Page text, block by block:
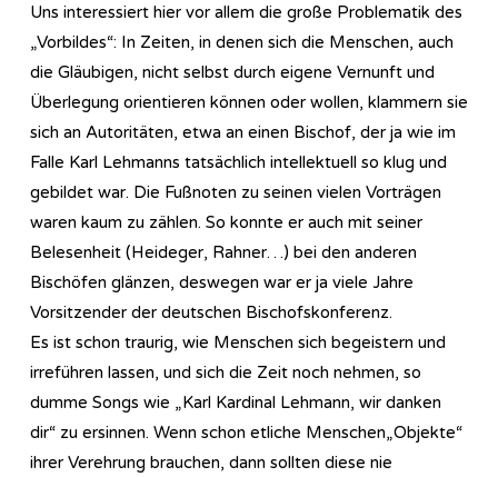
Uns interessiert hier vor allem die große Problematik des
„Vorbildes“: In Zeiten, in denen sich die Menschen, auch
die Gläubigen, nicht selbst durch eigene Vernunft und
Überlegung orientieren können oder wollen, klammern sie
sich an Autoritäten, etwa an einen Bischof, der ja wie im
Falle Karl Lehmanns tatsächlich intellektuell so klug und
gebildet war. Die Fußnoten zu seinen vielen Vorträgen
waren kaum zu zählen. So konnte er auch mit seiner
Belesenheit (Heideger, Rahner…) bei den anderen
Bischöfen glänzen, deswegen war er ja viele Jahre
Vorsitzender der deutschen Bischofskonferenz.
Es ist schon traurig, wie Menschen sich begeistern und
irreführen lassen, und sich die Zeit noch nehmen, so
dumme Songs wie „Karl Kardinal Lehmann, wir danken
dir“ zu ersinnen. Wenn schon etliche Menschen„Objekte“
ihrer Verehrung brauchen, dann sollten diese nie